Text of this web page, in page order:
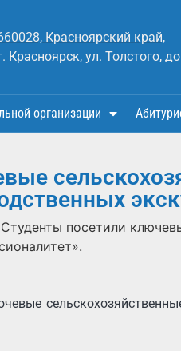
Красноярский край,
Красноярск, ул. Толстого,
организации
Студенты посетили